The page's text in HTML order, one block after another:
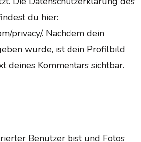
du hier:
privacy/. Nachdem dein
wurde, ist dein Profilbild
deines Kommentars sichtbar.
Benutzer bist und Fotos